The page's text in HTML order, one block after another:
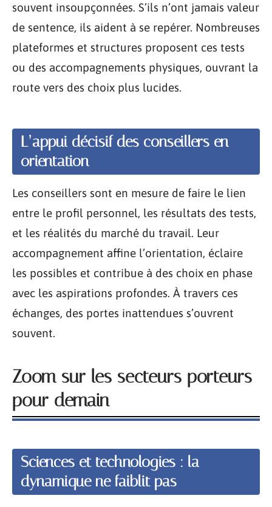
souvent insoupçonnées. S’ils n’ont jamais valeur
de sentence, ils aident à se repérer. Nombreuses
plateformes et structures proposent ces tests
ou des accompagnements physiques, ouvrant la
route vers des choix plus lucides.
L’appui décisif des conseillers en
orientation
Les conseillers sont en mesure de faire le lien
entre le profil personnel, les résultats des tests,
et les réalités du marché du travail. Leur
accompagnement affine l’orientation, éclaire
les possibles et contribue à des choix en phase
avec les aspirations profondes. À travers ces
échanges, des portes inattendues s’ouvrent
souvent.
Zoom sur les secteurs porteurs
pour demain
Sciences et technologies : la
dynamique ne faiblit pas